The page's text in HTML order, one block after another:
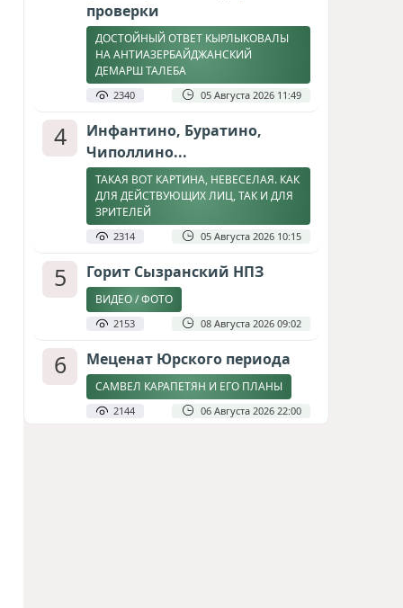
проверки
ДОСТОЙНЫЙ ОТВЕТ КЫРЛЫКОВАЛЫ
НА АНТИАЗЕРБАЙДЖАНСКИЙ
ДЕМАРШ ТАЛЕБА
2340 05 Августа 2026 11:49
4
Инфантино, Буратино,
Чиполлино...
ТАКАЯ ВОТ КАРТИНА, НЕВЕСЕЛАЯ. КАК
ДЛЯ ДЕЙСТВУЮЩИХ ЛИЦ, ТАК И ДЛЯ
ЗРИТЕЛЕЙ
2314 05 Августа 2026 10:15
5 Горит Сызранский НПЗ
ВИДЕО / ФОТО
2153 08 Августа 2026 09:02
6 Меценат Юрского периода
САМВЕЛ КАРАПЕТЯН И ЕГО ПЛАНЫ
2144 06 Августа 2026 22:00